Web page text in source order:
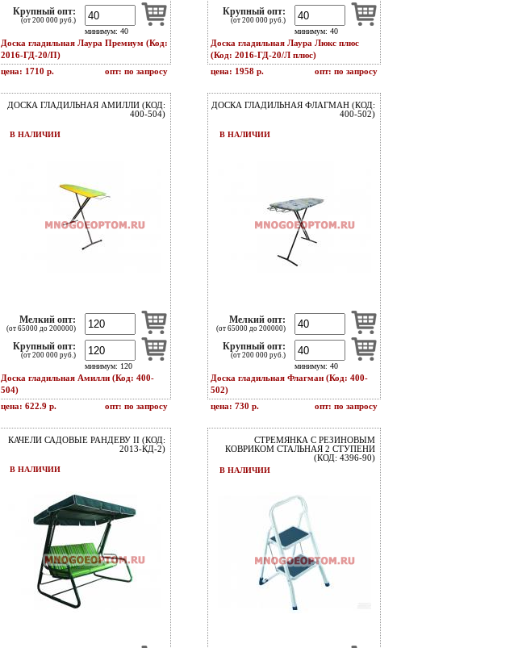
Крупный опт:
(от 200 000 руб.)
минимум: 40
Доска гладильная Лаура Премиум (Код:
2016-ГД-20/П)
цена: 1710 р.
опт: по запросу
Крупный опт:
(от 200 000 руб.)
минимум: 40
Доска гладильная Лаура Люкс плюс
(Код: 2016-ГД-20/Л плюс)
цена: 1958 р.
опт: по запросу
ДОСКА ГЛАДИЛЬНАЯ АМИЛЛИ (КОД:
400-504)
В НАЛИЧИИ
Мелкий опт:
(от 65000 до 200000)
Крупный опт:
(от 200 000 руб.)
минимум: 120
Доска гладильная Амилли (Код: 400-
504)
цена: 622.9 р.
опт: по запросу
ДОСКА ГЛАДИЛЬНАЯ ФЛАГМАН (КОД:
400-502)
В НАЛИЧИИ
Мелкий опт:
(от 65000 до 200000)
Крупный опт:
(от 200 000 руб.)
минимум: 40
Доска гладильная Флагман (Код: 400-
502)
цена: 730 р.
опт: по запросу
КАЧЕЛИ САДОВЫЕ РАНДЕВУ II (КОД:
2013-КД-2)
В НАЛИЧИИ
СТРЕМЯНКА С РЕЗИНОВЫМ
КОВРИКОМ СТАЛЬНАЯ 2 СТУПЕНИ
(КОД: 4396-90)
В НАЛИЧИИ